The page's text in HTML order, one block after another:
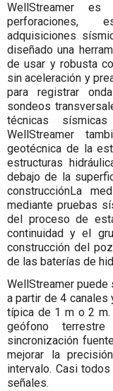
WellStreamer
perforaciones,
adquisiciones
diseñado una
de usar y robusta
sin aceleración y
para registrar
sondeos
técnicas
WellStreamer
geotécnica de la
estructuras
debajo de la
construcciónLa
mediante pruebas
del proceso de
continuidad y el
construcción del
de las baterías de
WellStreamer puede
a partir de 4 canales
típica de 1 m o 2 m.
geófono
sincronización
mejorar la
intervalo. Casi
señales.